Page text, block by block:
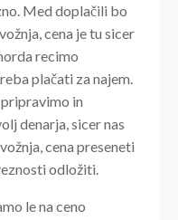
Med doplačili bo
cena je tu sicer
recimo
plačati za najem.
pripravimo in
denarja, sicer nas
cena preseneti
odložiti.
le na ceno